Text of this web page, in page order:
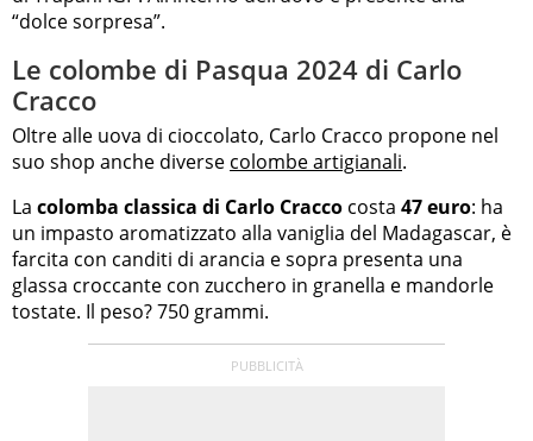
“dolce sorpresa”.
Le colombe di Pasqua 2024 di Carlo
Cracco
Oltre alle uova di cioccolato, Carlo Cracco propone nel
suo shop anche diverse colombe artigianali.
La colomba classica di Carlo Cracco costa 47 euro: ha
un impasto aromatizzato alla vaniglia del Madagascar, è
farcita con canditi di arancia e sopra presenta una
glassa croccante con zucchero in granella e mandorle
tostate. Il peso? 750 grammi.